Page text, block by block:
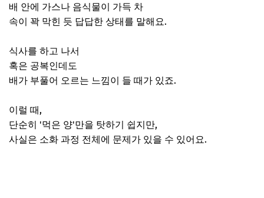
배 안에 가스나 음식물이 가득 차
속이 꽉 막힌 듯 답답한 상태를 말해요.
식사를 하고 나서
혹은 공복인데도
배가 부풀어 오르는 느낌이 들 때가 있죠.
이럴 때,
단순히 '먹은 양'만을 탓하기 쉽지만,
사실은 소화 과정 전체에 문제가 있을 수 있어요.